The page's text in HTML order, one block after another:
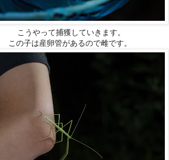
こうやって捕獲していきます。
この子は産卵管があるので雌です。